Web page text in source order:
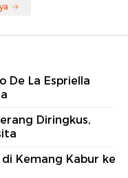
De La Espriella
Diringkus,
Kemang Kabur ke